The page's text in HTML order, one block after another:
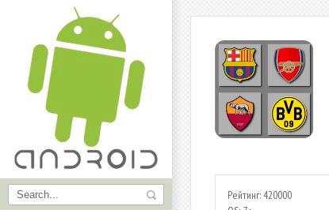
Рейтинг: 420000